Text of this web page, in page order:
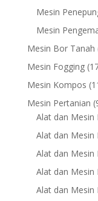
Mesin
Mesin
Mesin Bor Tanah
Mesin Fogging
Mesin Kompos
Mesin Pertanian
Alat dan Mesin
Alat dan Mesin
Alat dan Mesin
Alat dan Mesin
Alat dan Mesin